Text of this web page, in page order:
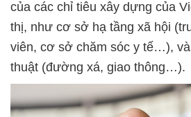
của các chỉ tiêu xây dựng của
thị, như cơ sở hạ tầng xã hội
viên, cơ sở chăm sóc y tế…),
thuật (đường xá, giao thông…).